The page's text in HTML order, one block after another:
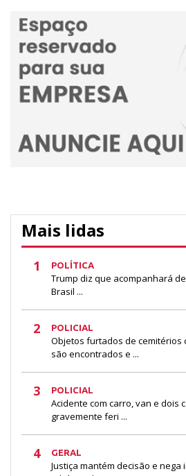
Mais lidas
1 POLÍTICA
Trump diz que acompanhará
Brasil ...
2 POLICIAL
Objetos furtados de cemitérios
são encontrados e ...
3 POLICIAL
Acidente com carro, van e dois
gravemente feri ...
4 GERAL
Justiça mantém decisão e